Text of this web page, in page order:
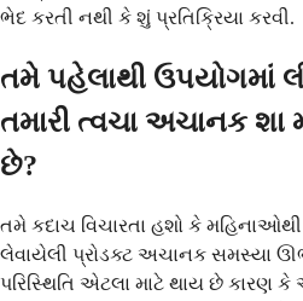
ભેદ કરતી નથી કે શું પ્રતિક્રિયા કરવી.
તમે પહેલાથી ઉપયોગમાં
તમારી ત્વચા અચાનક શા
છે?
તમે કદાચ વિચારતા હશો કે મહિનાઓથી
લેવાયેલી પ્રોડક્ટ અચાનક સમસ્યા
પરિસ્થિતિ એટલા માટે થાય છે કારણ